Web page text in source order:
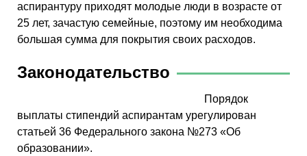
аспирантуру приходят молодые люди в возрасте от
25 лет, зачастую семейные, поэтому им необходима
большая сумма для покрытия своих расходов.
Законодательство
Порядок
выплаты стипендий аспирантам урегулирован
статьей 36 Федерального закона №273 «Об
образовании».